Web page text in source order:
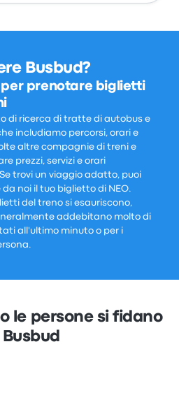
Busbud?
per prenotare biglietti
di ricerca di tratte di autobus e
includiamo percorsi, orari e
altre compagnie di treni e
prezzi, servizi e orari
trovi un viaggio adatto, puoi
noi il tuo biglietto di NEO.
del treno si esauriscono,
addebitano molto di
all'ultimo minuto o per i
le persone si fidano